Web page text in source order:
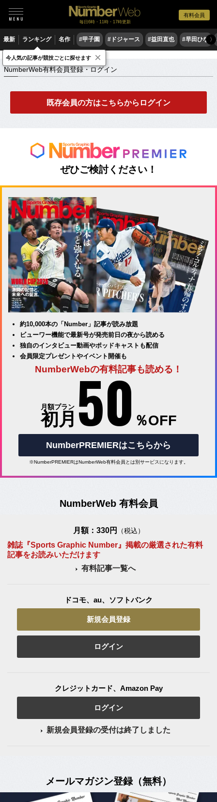
有料会員
毎日6時・11時・17時更新
最新 ランキング 名作 #甲子園 #ドジャース #益田直也 #早田ひな 〉
NumberWeb有料会員登録・ログイン
NumberWeb有料会員登録・ログイン
既存会員の方はこちらからログイン
ぜひご検討ください！
約10,000本の「Number」記事が読み放題
ビューワー機能で最新号が発売前日の夜から読める
独自のインタビュー動画やポッドキャストも配信
会員限定プレゼントやイベント開催も
NumberWebの有料記事も読める！
月額プラン
初月 50 ％OFF
NumberPREMIERはこちらから
※NumberPREMIERはNumberWeb有料会員とは別サービスになります。
NumberWeb 有料会員
月額：330円 （税込）
雑誌『Sports Graphic Number』掲載の厳選された有料
記事をお読みいただけます
有料記事一覧へ
ドコモ、au、ソフトバンク
新規会員登録
ログイン
クレジットカード、Amazon Pay
ログイン
新規会員登録の受付は終了しました
メールマガジン登録（無料）
今人気の記事が競技ごとに探せます ×